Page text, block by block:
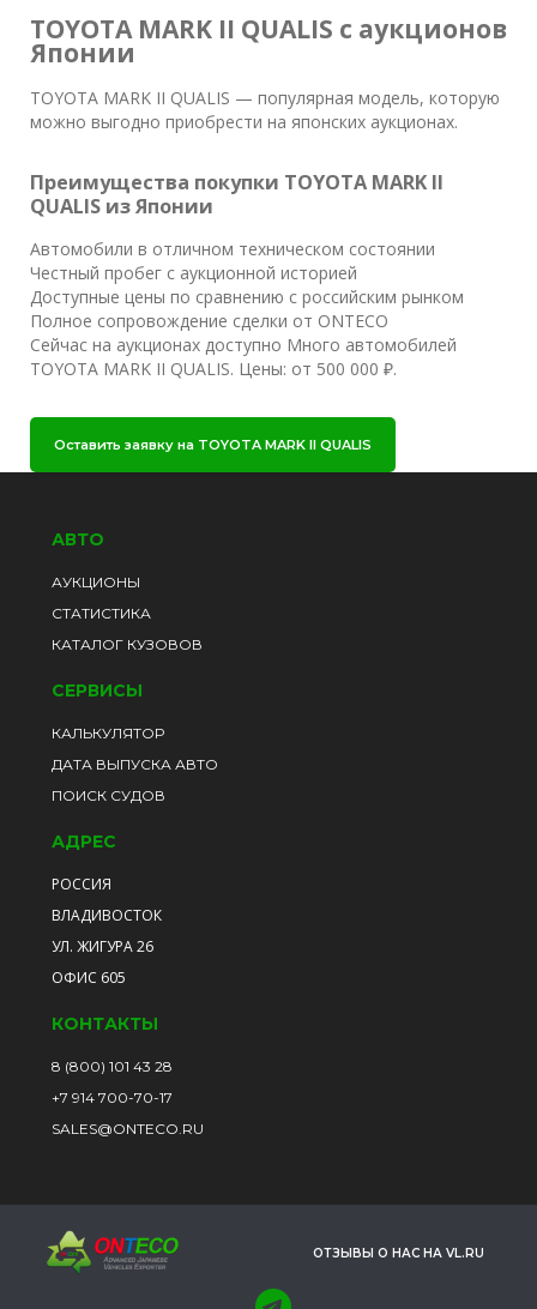
TOYOTA MARK II QUALIS с аукционов
Японии
TOYOTA MARK II QUALIS — популярная модель, которую
можно выгодно приобрести на японских аукционах.
Преимущества покупки TOYOTA MARK II
QUALIS из Японии
Автомобили в отличном техническом состоянии
Честный пробег с аукционной историей
Доступные цены по сравнению с российским рынком
Полное сопровождение сделки от ONTECO
Сейчас на аукционах доступно Много автомобилей
TOYOTA MARK II QUALIS. Цены: от 500 000 ₽.
Оставить заявку на TOYOTA MARK II QUALIS
АВТО
АУКЦИОНЫ
СТАТИСТИКА
КАТАЛОГ КУЗОВОВ
СЕРВИСЫ
КАЛЬКУЛЯТОР
ДАТА ВЫПУСКА АВТО
ПОИСК СУДОВ
АДРЕС
РОССИЯ
ВЛАДИВОСТОК
УЛ. ЖИГУРА 26
ОФИС 605
КОНТАКТЫ
8 (800) 101 43 28
+7 914 700-70-17
SALES@ONTECO.RU
ОТЗЫВЫ О НАС НА VL.RU